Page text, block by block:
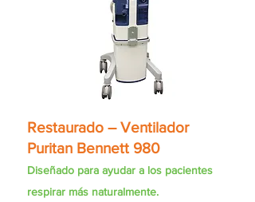
Restaurado – Ventilador
Puritan Bennett 980
Diseñado para ayudar a los pacientes
respirar más naturalmente.